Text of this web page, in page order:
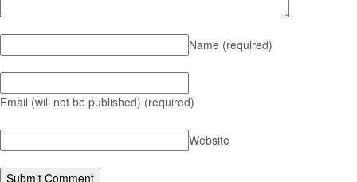
Name (required)
Email (will not be published) (required)
Website